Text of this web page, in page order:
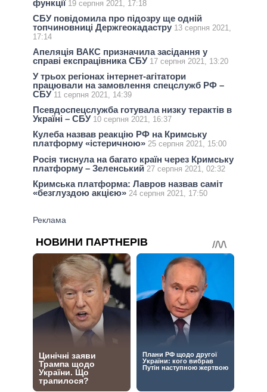
функції 19 серпня 2021, 17:18
СБУ повідомила про підозру ще одній
топчиновниці Держгеокадастру 13 серпня 2021,
17:14
Апеляція ВАКС призначила засідання у
справі експрацівника СБУ 17 серпня 2021, 13:20
У трьох регіонах інтернет-агітатори
працювали на замовлення спецслужб РФ –
СБУ 11 серпня 2021, 14:39
Псевдоспецслужба готувала низку терактів в
Україні – СБУ 10 серпня 2021, 16:37
Кулеба назвав реакцію РФ на Кримську
платформу «істеричною» 25 серпня 2021, 15:00
Росія тиснула на багато країн через Кримську
платформу – Зеленський 27 серпня 2021, 02:32
Кримська платформа: Лавров назвав саміт
«безглуздою акцією» 24 серпня 2021, 17:50